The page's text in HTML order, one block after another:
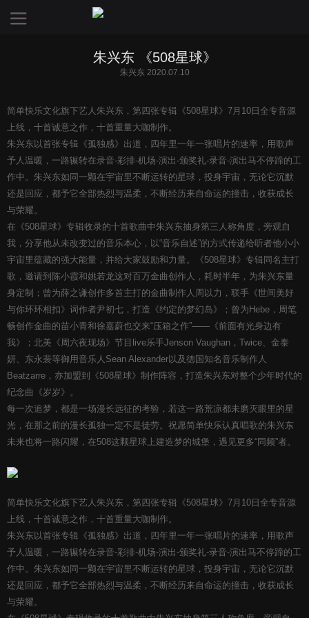
朱兴东 《508星球》
朱兴东 2020.07.10
简单快乐文化旗下艺人朱兴东，第四张专辑《508星球》7月10日全专音源
上线，十首诚意之作，十首重量大咖制作。
朱兴东以首张专辑《孤独感》出道，四年里一年一张唱片的速率，用歌声
予人温暖，一路辗转在录音-彩排-机场-演出-颁奖礼-录音-演出马不停蹄的工
作中。朱兴东如同一颗在宇宙里不断运转的星球，投身宇宙，无论它沉默
还是回应，都予它全部热烈与温柔，不断经历来自命运的撞击，收获成长
与荣耀。
在《508星球》专辑收录的十首歌曲中朱兴东抽身第三人称角度，旁观自
我，分享他从未改变过的音乐本心，以“音乐自述”的方式传递给听者他小小
宇宙里蕴藏的强大能量，并给大家鼓励和力量。《508星球》专辑同名主打
歌，邀请到陈小霞和姚若龙这对百万金曲创作人，耗时半年，为朱兴东量
身定制；曾为薛之谦创作多首主打的金曲制作人周以力，联手《世间美好
与你环环相扣》词作者尹初七，打造《约定的梦幻岛》；曾为Hebe，周笔
畅创作金曲的苗小青和徐嘉蔚也交来“压箱之作”——《前面有光身边有
我》；北美《周六夜现场》节目live乐手Jenson Vaughan，Twice、金泰
妍、东永裴等御用音乐人Sean Alexander以及德国知名音乐制作人
Beatzarre，亦加盟到《508星球》制作阵容，打造朱兴东对整个少年时代的
纪念曲《岁岁》。
每一次追梦，都是一场漫长远征的考验，若这一路荒凉都未磨灭眼里的星
光，在那之前的漫长孤独一定不是徒劳。祝愿简单快乐认真唱歌的朱兴东
未来也将一路闪耀，在508这颗星球上建造梦的城堡，遇见更多“同频”者。
简单快乐文化旗下艺人朱兴东，第四张专辑《508星球》7月10日全专音源
上线，十首诚意之作，十首重量大咖制作。
朱兴东以首张专辑《孤独感》出道，四年里一年一张唱片的速率，用歌声
予人温暖，一路辗转在录音-彩排-机场-演出-颁奖礼-录音-演出马不停蹄的工
作中。朱兴东如同一颗在宇宙里不断运转的星球，投身宇宙，无论它沉默
还是回应，都予它全部热烈与温柔，不断经历来自命运的撞击，收获成长
与荣耀。